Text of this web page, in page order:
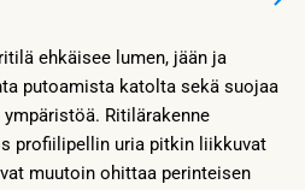
ehkäisee lumen, jään ja
putoamista katolta sekä suojaa
Ritilärakenne
profiilipellin uria pitkin liikkuvat
muutoin ohittaa perinteisen